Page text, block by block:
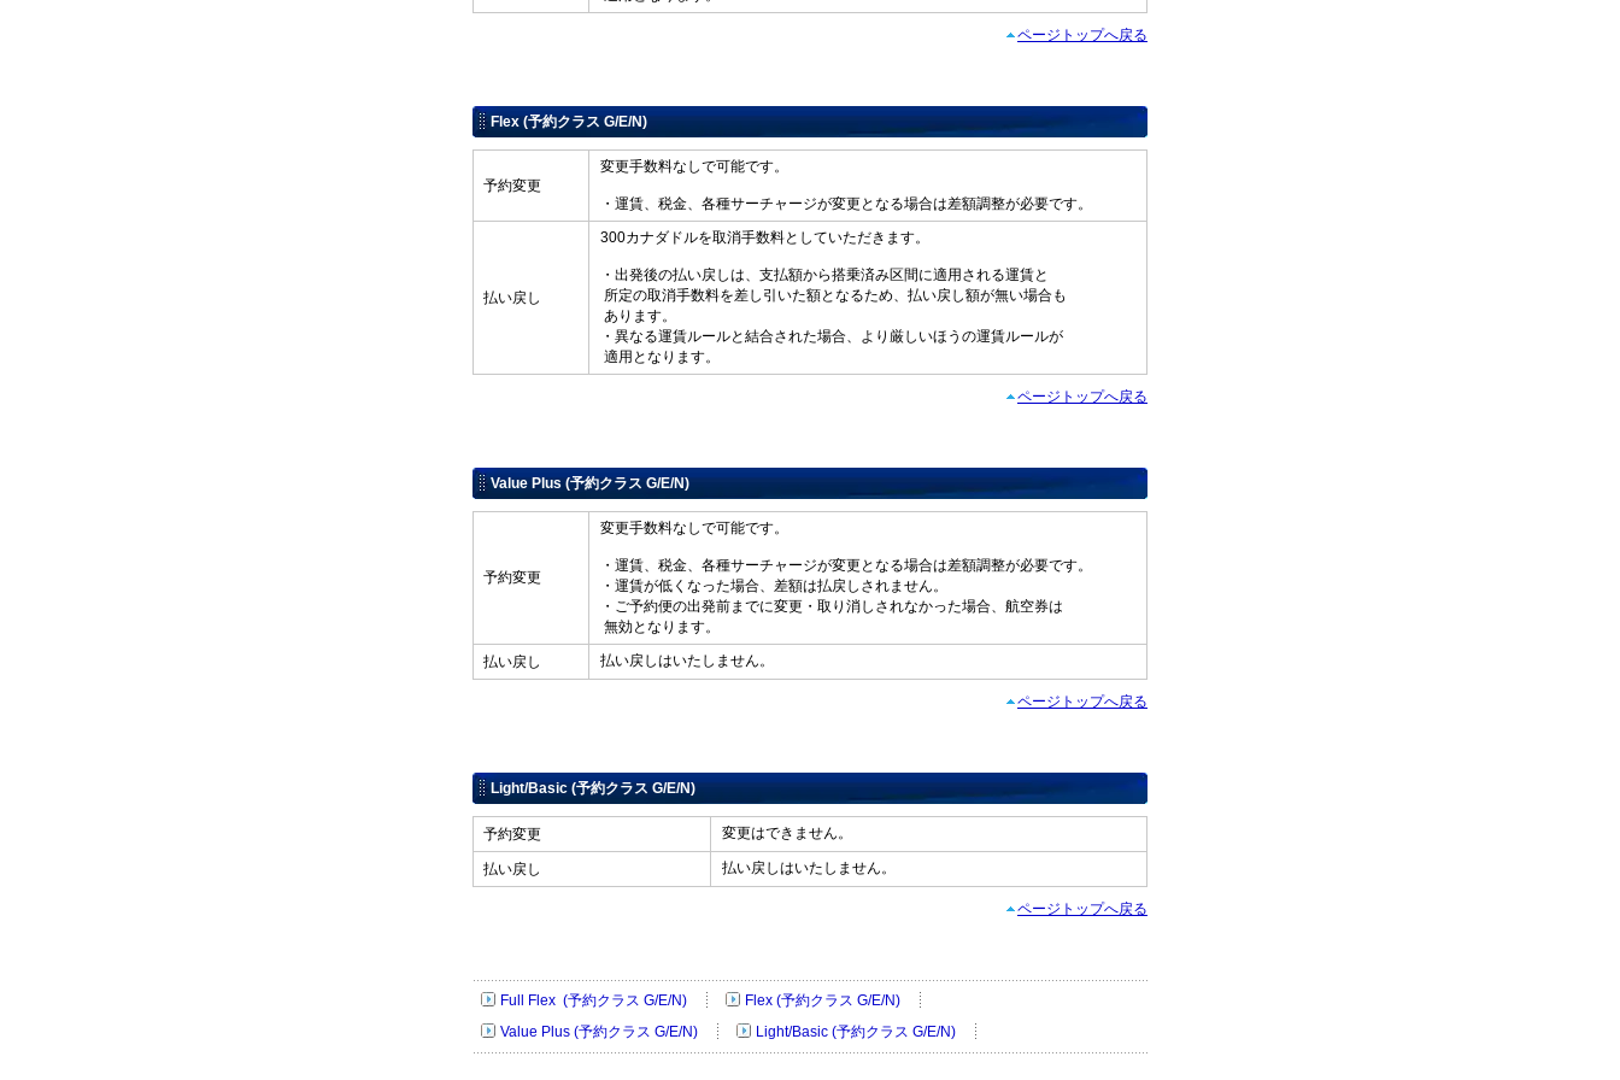
ページトップへ戻る
Flex (予約クラス G/E/N)
予約変更
変更手数料なしで可能です。
・運賃、税金、各種サーチャージが変更となる場合は差額調整が必要です。
払い戻し
300カナダドルを取消手数料としていただきます。
・出発後の払い戻しは、支払額から搭乗済み区間に適用される運賃と
所定の取消手数料を差し引いた額となるため、払い戻し額が無い場合も
あります。
・異なる運賃ルールと結合された場合、より厳しいほうの運賃ルールが
適用となります。
ページトップへ戻る
Value Plus (予約クラス G/E/N)
予約変更
変更手数料なしで可能です。
・運賃、税金、各種サーチャージが変更となる場合は差額調整が必要です。
・運賃が低くなった場合、差額は払戻しされません。
・ご予約便の出発前までに変更・取り消しされなかった場合、航空券は
無効となります。
払い戻し 払い戻しはいたしません。
ページトップへ戻る
Light/Basic (予約クラス G/E/N)
予約変更 変更はできません。
払い戻し 払い戻しはいたしません。
ページトップへ戻る
Full Flex (予約クラス G/E/N)
Flex (予約クラス G/E/N)
Value Plus (予約クラス G/E/N)
Light/Basic (予約クラス G/E/N)